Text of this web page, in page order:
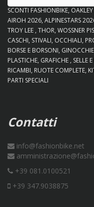
SCONTI FASHIONBIKE
AIROH 2026 ALPINESTARS
TROY LEE THOR WOSSNER
CASCHI STIVALI OCCHIALI
BORSE E BORSONI
PLASTICHE GRAFICHE SELLE
RICAMBI RUOTE COMPLETE
PARTI SPECIALI
Contatti
info@fashionbike.net
+39 081.0100521
+39 347.9038875